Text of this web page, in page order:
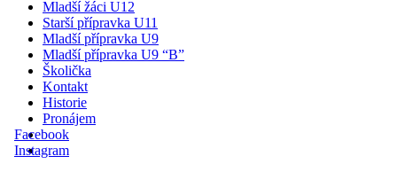
Mladší žáci U12
Starší přípravka U11
Mladší přípravka U9
Mladší přípravka U9 “B”
Školička
Kontakt
Historie
Pronájem
Facebook
Instagram